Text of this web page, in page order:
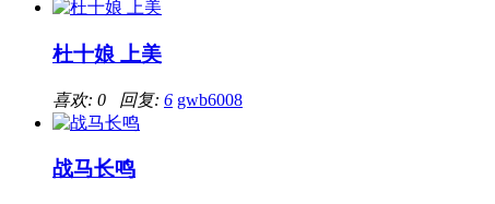
杜十娘 上美
喜欢: 0 回复: 6 gwb6008
战马长鸣